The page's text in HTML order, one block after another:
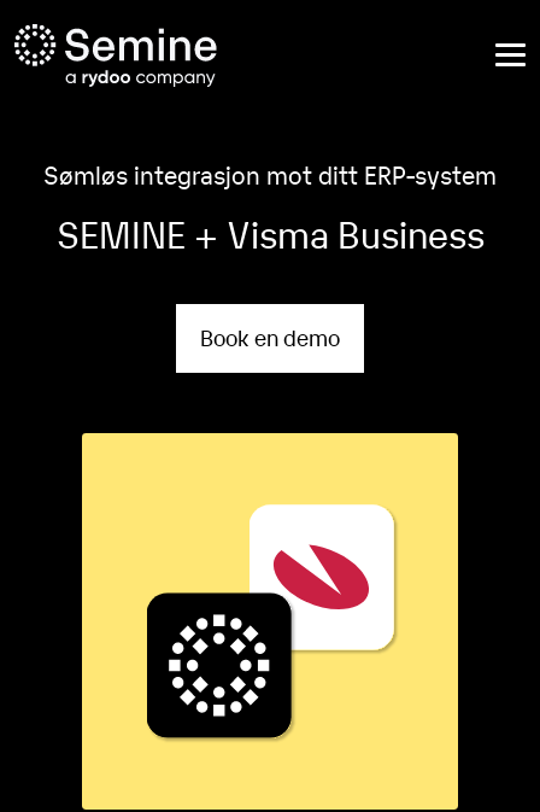
Sømløs integrasjon mot ditt ERP-system
SEMINE + Visma Business
Book en demo